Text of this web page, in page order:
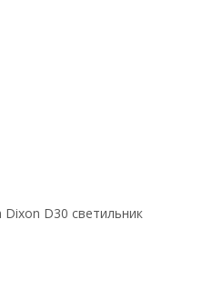
D30 светильник